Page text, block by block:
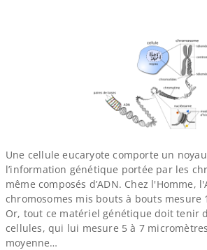
Une cellule eucaryote comporte un
l’information génétique portée par les
même composés d’ADN. Chez l'Homme,
chromosomes mis bouts à bouts mesure
Or, tout ce matériel génétique doit tenir
cellules, qui lui mesure 5 à 7
moyenne…